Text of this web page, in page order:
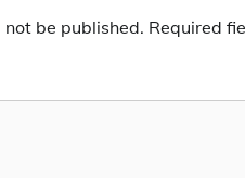
be published. Required